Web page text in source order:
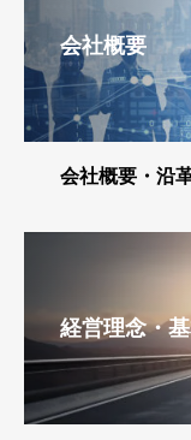
会社概要
会社概要・沿
経営理念・